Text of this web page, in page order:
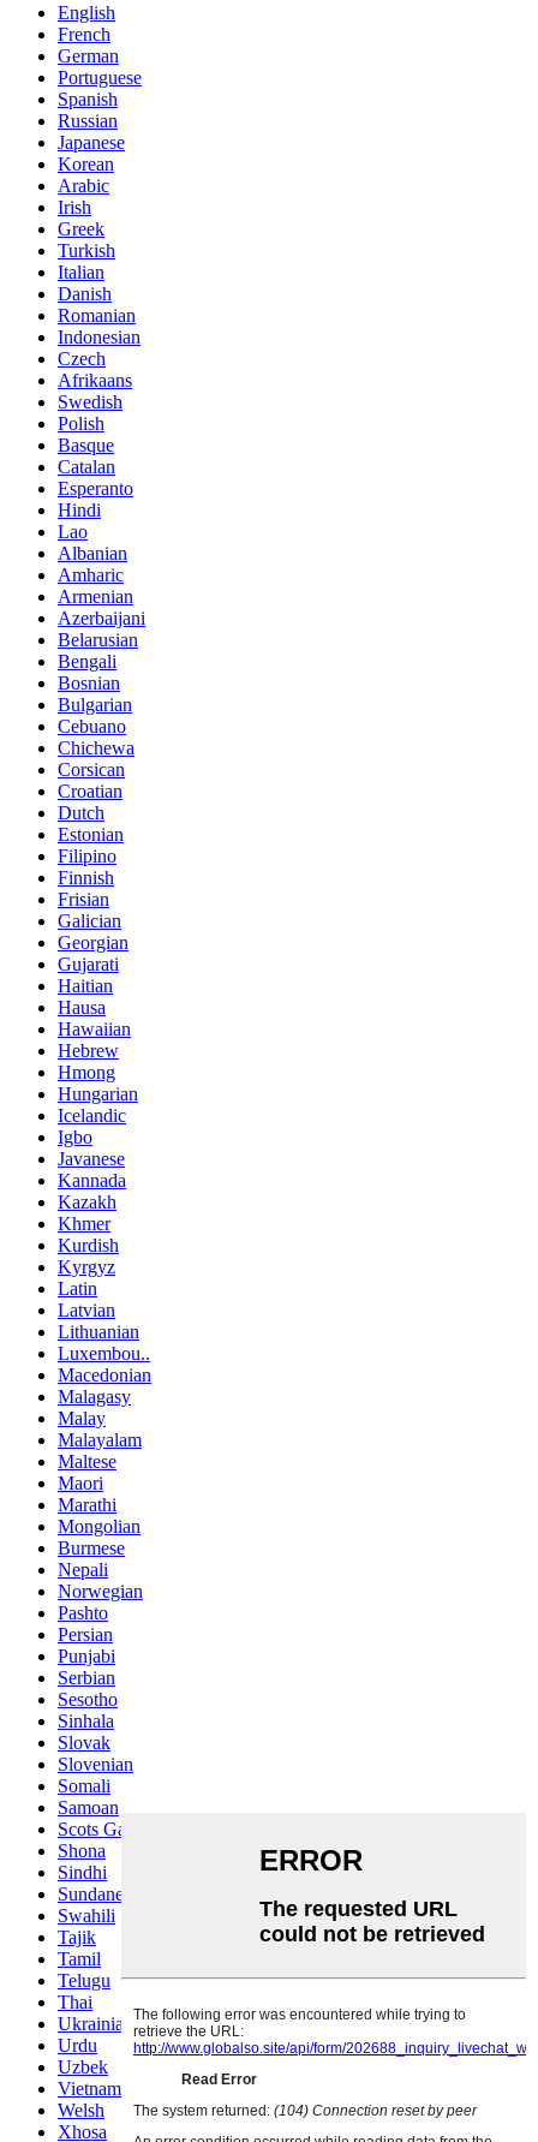
English
French
German
Portuguese
Spanish
Russian
Japanese
Korean
Arabic
Irish
Greek
Turkish
Italian
Danish
Romanian
Indonesian
Czech
Afrikaans
Swedish
Polish
Basque
Catalan
Esperanto
Hindi
Lao
Albanian
Amharic
Armenian
Azerbaijani
Belarusian
Bengali
Bosnian
Bulgarian
Cebuano
Chichewa
Corsican
Croatian
Dutch
Estonian
Filipino
Finnish
Frisian
Galician
Georgian
Gujarati
Haitian
Hausa
Hawaiian
Hebrew
Hmong
Hungarian
Icelandic
Igbo
Javanese
Kannada
Kazakh
Khmer
Kurdish
Kyrgyz
Latin
Latvian
Lithuanian
Luxembou..
Macedonian
Malagasy
Malay
Malayalam
Maltese
Maori
Marathi
Mongolian
Burmese
Nepali
Norwegian
Pashto
Persian
Punjabi
Serbian
Sesotho
Sinhala
Slovak
Slovenian
Somali
Samoan
Scots Gaelic
Shona
Sindhi
Sundanese
Swahili
Tajik
Tamil
Telugu
Thai
Ukrainian
Urdu
Uzbek
Vietnamese
Welsh
Xhosa